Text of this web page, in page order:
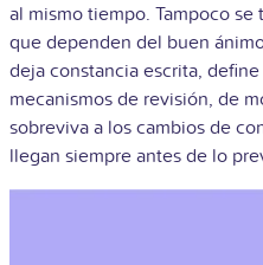
al mismo tiempo. Tampoco
que dependen del buen
deja constancia escrita,
mecanismos de revisión, de
sobreviva a los cambios de
llegan siempre antes de lo